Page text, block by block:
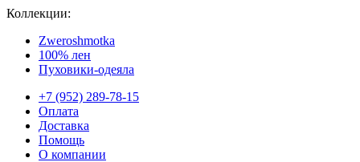
Коллекции:
Zweroshmotka
100% лен
Пуховики-одеяла
+7 (952) 289-78-15
Оплата
Доставка
Помощь
О компании